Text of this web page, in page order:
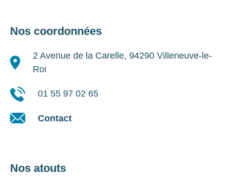
Nos coordonnées
2 Avenue de la Carelle, 94290 Villeneuve-le-
Roi
01 55 97 02 65
Contact
Nos atouts